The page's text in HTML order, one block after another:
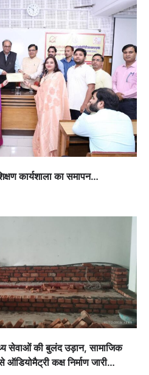
कार्यशाला का समापन…
सेवाओं की बुलंद उड़ान, सामाजिक
कक्ष निर्माण जारी…